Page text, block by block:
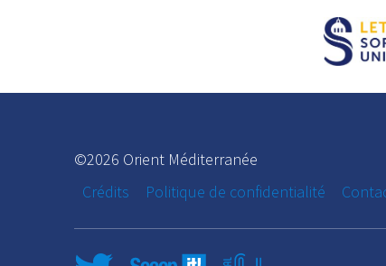
©2026 Orient Méditerranée
Crédits
Politique de confidentialité